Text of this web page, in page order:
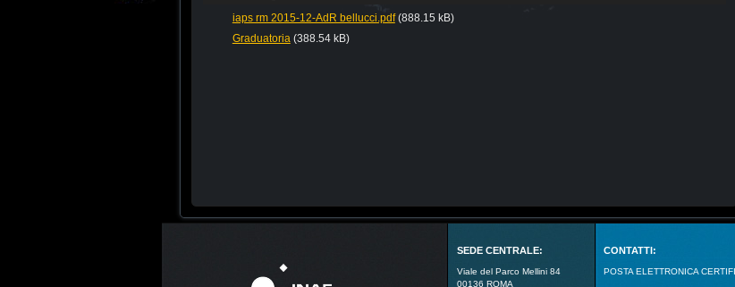
iaps rm 2015-12-AdR bellucci.pdf (888.15 kB)
Graduatoria (388.54 kB)
SEDE CENTRALE:
Viale del Parco Mellini 84
00136 ROMA
CONTATTI:
POSTA ELETTRONICA